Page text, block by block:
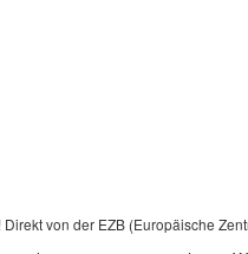
von der EZB (Europäische